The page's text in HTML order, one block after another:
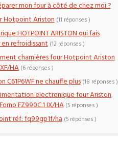
mon four à côté de chez moi ?
Hotpoint Ariston (11 réponses )
HOTPOINT ARISTON qui fais
refroidissant (12 réponses )
charnières four Hotpoint Ariston
HA (6 réponses )
C61P6WF ne chauffe plus (18 réponses )
electronique four Ariston
FZ990C.1 IX/HA (5 réponses )
réf: fq99gp1f/ha (5 réponses )